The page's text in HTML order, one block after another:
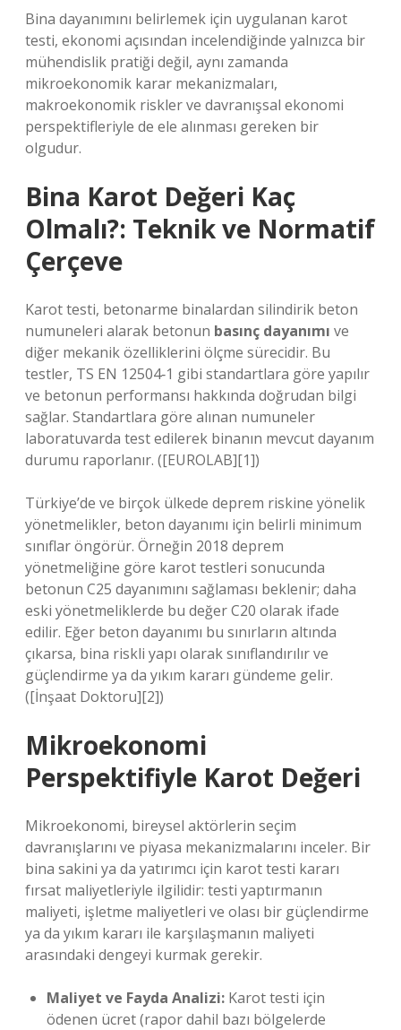
Bina dayanımını belirlemek için uygulanan karot
testi, ekonomi açısından incelendiğinde yalnızca bir
mühendislik pratiği değil, aynı zamanda
mikroekonomik karar mekanizmaları,
makroekonomik riskler ve davranışsal ekonomi
perspektifleriyle de ele alınması gereken bir
olgudur.
Bina Karot Değeri Kaç
Olmalı?: Teknik ve Normatif
Çerçeve
Karot testi, betonarme binalardan silindirik beton
numuneleri alarak betonun basınç dayanımı ve
diğer mekanik özelliklerini ölçme sürecidir. Bu
testler, TS EN 12504‑1 gibi standartlara göre yapılır
ve betonun performansı hakkında doğrudan bilgi
sağlar. Standartlara göre alınan numuneler
laboratuvarda test edilerek binanın mevcut dayanım
durumu raporlanır. ([EUROLAB][1])
Türkiye’de ve birçok ülkede deprem riskine yönelik
yönetmelikler, beton dayanımı için belirli minimum
sınıflar öngörür. Örneğin 2018 deprem
yönetmeliğine göre karot testleri sonucunda
betonun C25 dayanımını sağlaması beklenir; daha
eski yönetmeliklerde bu değer C20 olarak ifade
edilir. Eğer beton dayanımı bu sınırların altında
çıkarsa, bina riskli yapı olarak sınıflandırılır ve
güçlendirme ya da yıkım kararı gündeme gelir.
([İnşaat Doktoru][2])
Mikroekonomi
Perspektifiyle Karot Değeri
Mikroekonomi, bireysel aktörlerin seçim
davranışlarını ve piyasa mekanizmalarını inceler. Bir
bina sakini ya da yatırımcı için karot testi kararı
fırsat maliyetleriyle ilgilidir: testi yaptırmanın
maliyeti, işletme maliyetleri ve olası bir güçlendirme
ya da yıkım kararı ile karşılaşmanın maliyeti
arasındaki dengeyi kurmak gerekir.
Maliyet ve Fayda Analizi: Karot testi için
ödenen ücret (rapor dahil bazı bölgelerde